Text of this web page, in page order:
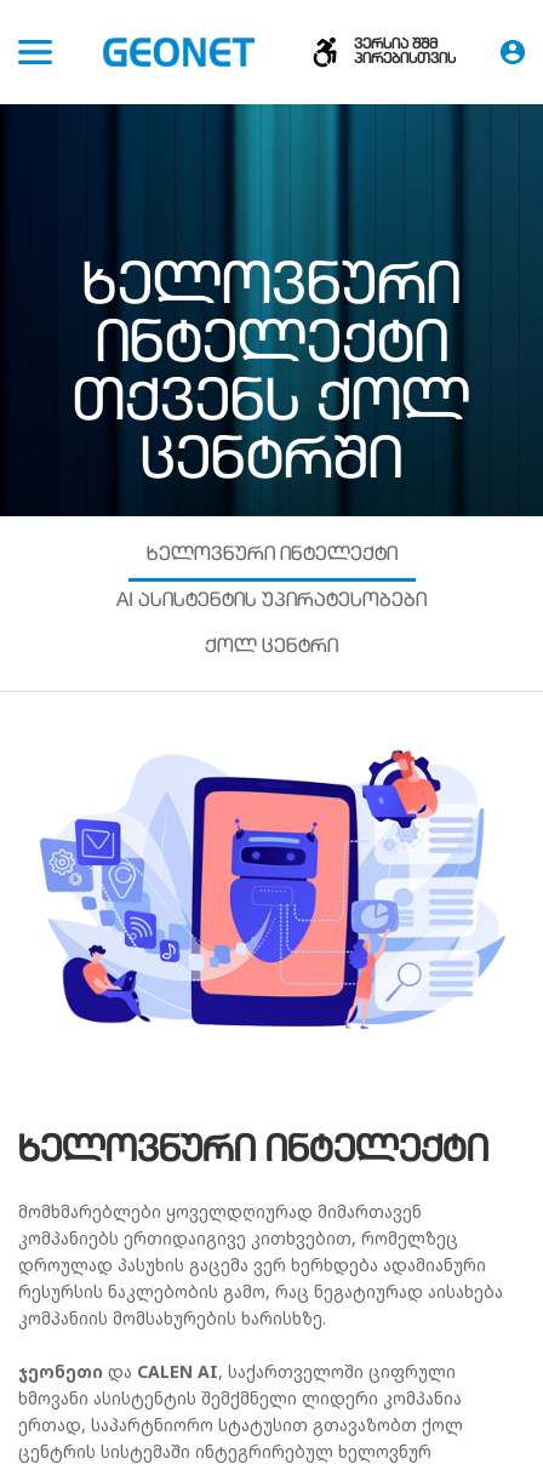
ვერსია შშმ
პირებისთვის
ᲮᲔᲚᲝᲕᲜᲣᲠᲘ
ᲘᲜᲢᲔᲚᲔᲥᲢᲘ
ᲗᲥᲕᲔᲜᲡ ᲥᲝᲚ
ᲪᲔᲜᲢᲠᲨᲘ
ᲮᲔᲚᲝᲕᲜᲣᲠᲘ ᲘᲜᲢᲔᲚᲔᲥᲢᲘ
AI ᲐᲡᲘᲡᲢᲔᲜᲢᲘᲡ ᲣᲞᲘᲠᲐᲢᲔᲡᲝᲑᲔᲑᲘ
ᲥᲝᲚ ᲪᲔᲜᲢᲠᲘ
ᲮᲔᲚᲝᲕᲜᲣᲠᲘ ᲘᲜᲢᲔᲚᲔᲥᲢᲘ
მომხმარებლები ყოველდღიურად მიმართავენ
კომპანიებს ერთიდაიგივე კითხვებით, რომელზეც
დროულად პასუხის გაცემა ვერ ხერხდება ადამიანური
რესურსის ნაკლებობის გამო, რაც ნეგატიურად აისახება
კომპანიის მომსახურების ხარისხზე.
ჯეონეთი და CALEN AI, საქართველოში ციფრული
ხმოვანი ასისტენტის შემქმნელი ლიდერი კომპანია
ერთად, საპარტნიორო სტატუსით გთავაზობთ ქოლ
ცენტრის სისტემაში ინტეგრირებულ ხელოვნურ